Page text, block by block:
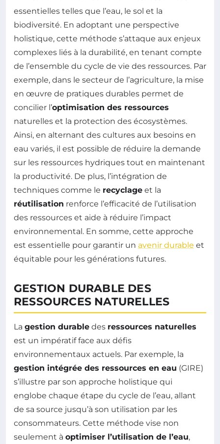
essentielles telles que l’eau, le sol et la
biodiversité. En adoptant une perspective
holistique, cette méthode s’attaque aux enjeux
complexes liés à la durabilité, en tenant compte
de l’ensemble du cycle de vie des ressources. Par
exemple, dans le secteur de l’agriculture, la mise
en œuvre de pratiques durables permet de
concilier l’optimisation des ressources
naturelles et la protection des écosystèmes.
Ainsi, en alternant des cultures aux besoins en
eau variés, il est possible de réduire la demande
sur les ressources hydriques tout en maintenant
la productivité. De plus, l’intégration de
techniques comme le recyclage et la
réutilisation renforce l’efficacité de l’utilisation
des ressources et aide à réduire l’impact
environnemental. En somme, cette approche
est essentielle pour garantir un avenir durable et
équitable pour les générations futures.
GESTION DURABLE DES
RESSOURCES NATURELLES
La gestion durable des ressources naturelles
est un impératif face aux défis
environnementaux actuels. Par exemple, la
gestion intégrée des ressources en eau (GIRE)
s’illustre par son approche holistique qui
englobe chaque étape du cycle de l’eau, allant
de sa source jusqu’à son utilisation par les
consommateurs. Cette méthode vise non
seulement à optimiser l’utilisation de l’eau,